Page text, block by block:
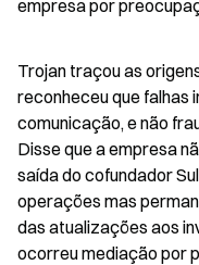
empresa por
Trojan traçou as
reconheceu que falhas
comunicação, e não
Disse que a empresa
saída do cofundador
operações mas
das atualizações aos
ocorreu mediação por